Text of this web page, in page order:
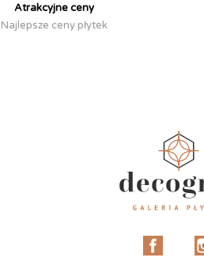
Atrakcyjne ceny
Najlepsze ceny płytek